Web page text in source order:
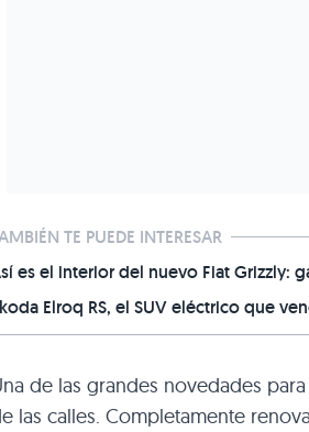
TE PUEDE INTERESAR
es el interior del nuevo Fiat Grizzly:
Elroq RS, el SUV eléctrico que
de las grandes novedades
las calles. Completamente